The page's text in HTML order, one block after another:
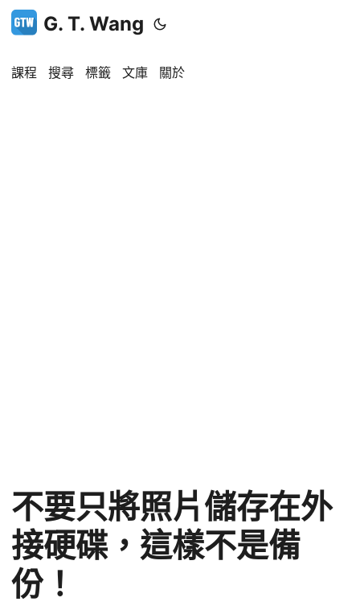
G. T. Wang
課程 搜尋 標籤 文庫 關於
不要只將照片儲存在外
接硬碟，這樣不是備
份！